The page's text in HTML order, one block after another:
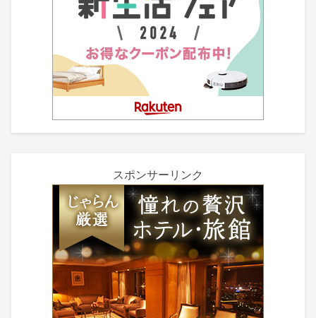
スポンサーリンク